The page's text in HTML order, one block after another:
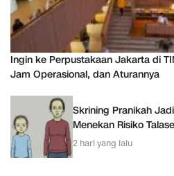
Ingin ke Perpustakaan Jakarta di
Jam Operasional, dan Aturannya
Skrining Pranikah
Menekan Risiko
2 hari yang lalu